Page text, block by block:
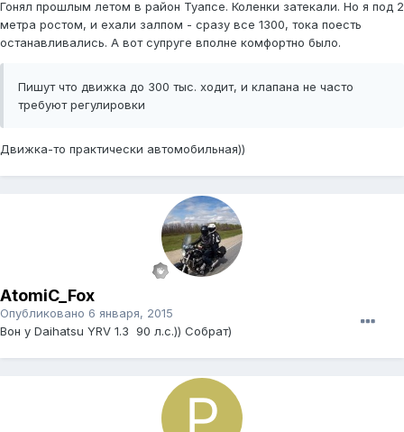
Гонял прошлым летом в район Туапсе. Коленки затекали. Но я под 2
метра ростом, и ехали залпом - сразу все 1300, тока поесть
останавливались. А вот супруге вполне комфортно было.
Пишут что движка до 300 тыс. ходит, и клапана не часто
требуют регулировки
Движка-то практически автомобильная))
AtomiC_Fox
Опубликовано 6 января, 2015
Вон у Daihatsu YRV 1.3 90 л.с.)) Собрат)